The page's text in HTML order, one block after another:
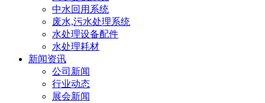
中水回用系统
废水,污水处理系统
水处理设备配件
水处理耗材
新闻资讯
公司新闻
行业动态
展会新闻